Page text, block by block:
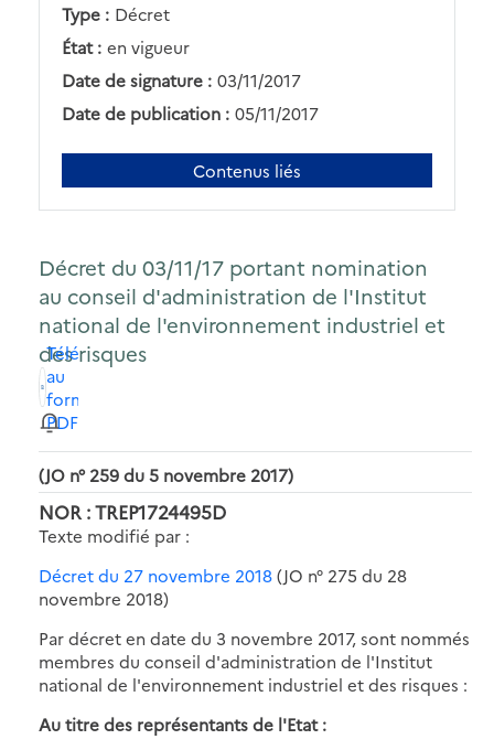
Type : Décret
État : en vigueur
Date de signature : 03/11/2017
Date de publication : 05/11/2017
Contenus liés
Décret du 03/11/17 portant nomination
au conseil d'administration de l'Institut
national de l'environnement industriel et
des risques
Télécharger
au
format
PDF
(JO n° 259 du 5 novembre 2017)
NOR : TREP1724495D
Texte modifié par :
Décret du 27 novembre 2018(JO n° 275 du 28
novembre 2018)
Par décret en date du 3 novembre 2017, sont nommés
membres du conseil d'administration de l'Institut
national de l'environnement industriel et des risques :
Au titre des représentants de l'Etat :